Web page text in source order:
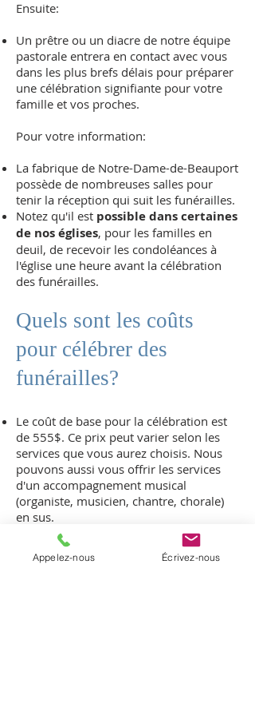
Ensuite:
Un prêtre ou un diacre de notre équipe
pastorale entrera en contact avec vous
dans les plus brefs délais pour préparer
une célébration signifiante pour votre
famille et vos proches.
Pour votre information:
La fabrique de Notre-Dame-de-Beauport
possède de nombreuses salles pour
tenir la réception qui suit les funérailles.
Notez qu'il est possible dans certaines
de nos églises, pour les familles en
deuil, de recevoir les condoléances à
l'église une heure avant la célébration
des funérailles.
Quels sont les coûts
pour célébrer des
funérailles?
Le coût de base pour la célébration est
de 555$. Ce prix peut varier selon les
services que vous aurez choisis. Nous
pouvons aussi vous offrir les services
d'un accompagnement musical
(organiste, musicien, chantre, chorale)
en sus.​
Appelez-nous Écrivez-nous